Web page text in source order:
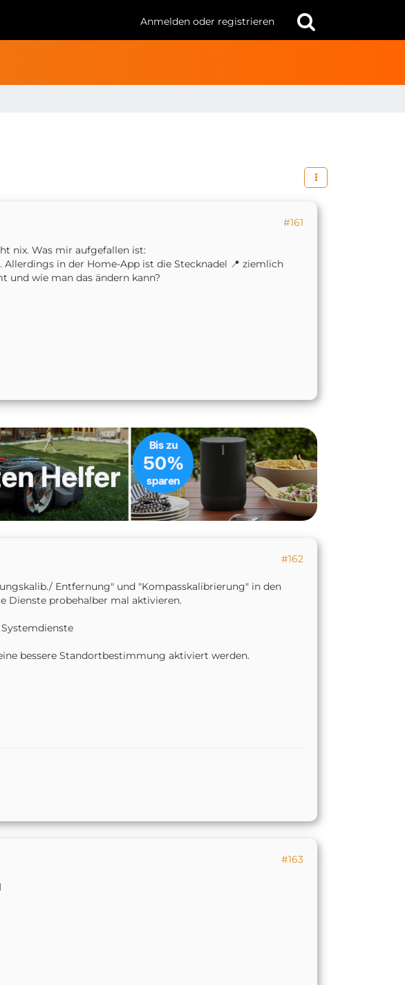
Anmelden oder registrieren
#161
nix. Was mir aufgefallen ist:
in der Home-App ist die Stecknadel 📍 ziemlich
und wie man das ändern kann?
#162
Entfernung" und "Kompasskalibrierung" in den
Dienste probehalber mal aktivieren.
bessere Standortbestimmung aktiviert werden.
#163